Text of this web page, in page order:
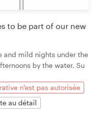
to be part of our new
and mild nights under the
by the water. Su
n'est pas autorisée
au détail